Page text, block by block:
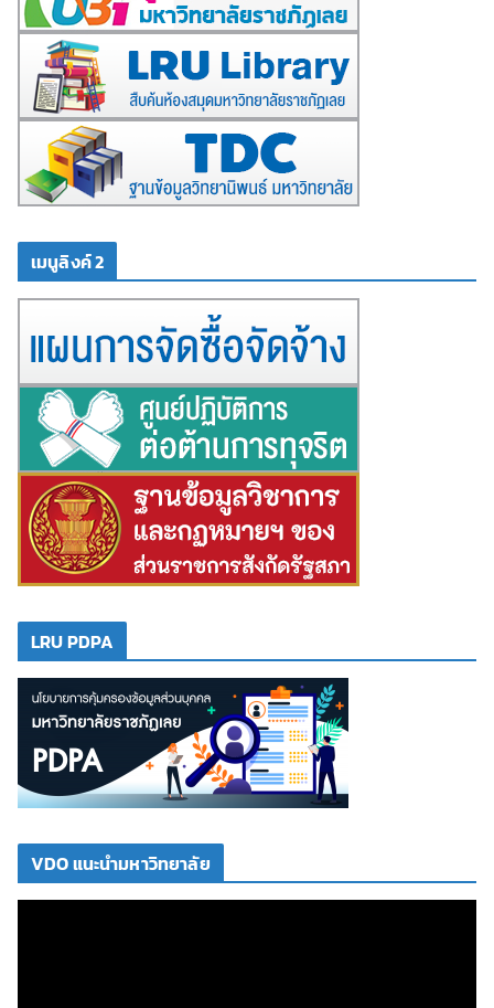
เมนูลิงค์ 2
LRU PDPA
VDO แนะนำมหาวิทยาลัย